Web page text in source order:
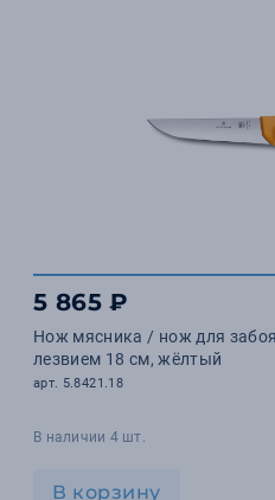
5 865 ₽
Нож мясника / нож для забоя
лезвием 18 см, жёлтый
арт. 5.8421.18
В наличии 4 шт.
В корзину